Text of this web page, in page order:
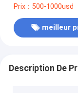
Prix：500-1000usd
meilleur
Description De